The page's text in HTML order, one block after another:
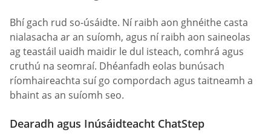
Bhí gach rud so-úsáidte. Ní raibh aon ghnéithe casta
nialasacha ar an suíomh, agus ní raibh aon saineolas
ag teastáil uaidh maidir le dul isteach, comhrá agus
cruthú na seomraí. Dhéanfadh eolas bunúsach
ríomhaireachta suí go compordach agus taitneamh a
bhaint as an suíomh seo.
Dearadh agus Inúsáidteacht ChatStep